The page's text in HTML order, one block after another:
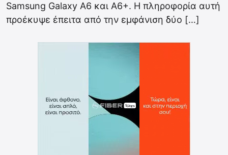
Samsung Galaxy A6 και A6+. H πληροφορία αυτή
προέκυψε έπειτα από την εμφάνιση δύο […]